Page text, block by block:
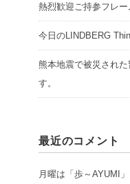
熱烈歓迎ご持参フレ
今日のLINDBERG
熊本地震で被災され
す。
最近のコメント
月曜は「歩～AYUMI